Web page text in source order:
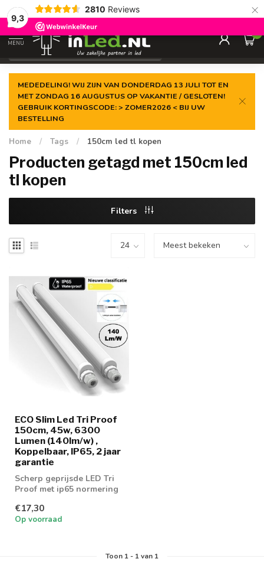
9,3
2810 Reviews ×
Gegarandeerde delaagste prijs
MENU
0
MEDEDELING! WIJ ZIJN VAN DONDERDAG 13 JULI TOT EN
MET ZONDAG 16 AUGUSTUS OP VAKANTIE / GESLOTEN!
GEBRUIK KORTINGSCODE: > ZOMER2026 < BIJ UW
BESTELLING
Home / Tags / 150cm led tl kopen
Producten getagd met 150cm led
tl kopen
Filters
ECO Slim Led Tri Proof
150cm, 45w, 6300
Lumen (140lm/w) ,
Koppelbaar, IP65, 2 jaar
garantie
Scherp geprijsde LED Tri
Proof met ip65 normering
€17,30
Op voorraad
Toon 1- 1van 1